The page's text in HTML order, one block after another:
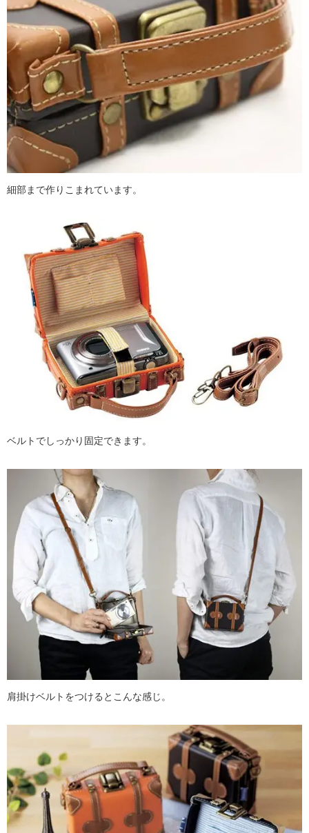
細部まで作りこまれています。
ベルトでしっかり固定できます。
肩掛けベルトをつけるとこんな感じ。